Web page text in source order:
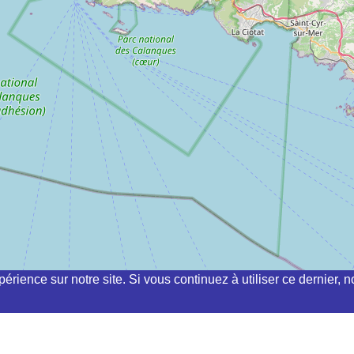
sur notre site. Si vous continuez à utiliser ce dernier,